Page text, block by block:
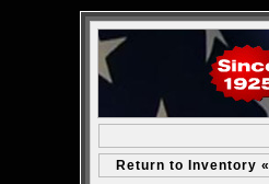
Return to Inventory «